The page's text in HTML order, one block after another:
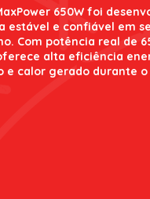
650W foi
estável e confiável em
Com potência real de
alta eficiência
e calor gerado durante